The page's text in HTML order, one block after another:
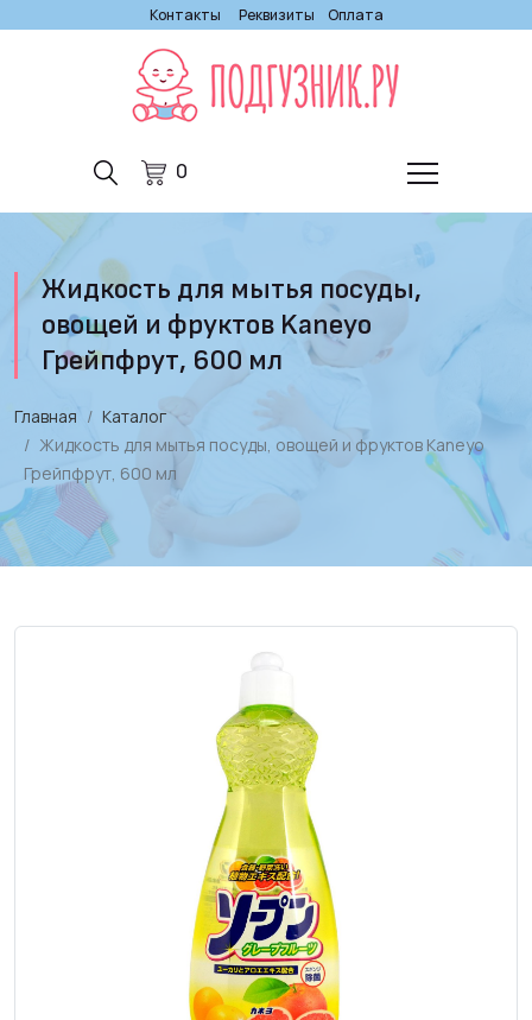
Контакты Реквизиты Оплата
0
Жидкость для мытья посуды,
овощей и фруктов Kaneyo
Грейпфрут, 600 мл
Главная
Каталог
Жидкость для мытья посуды, овощей и фруктов Kaneyo
Грейпфрут, 600 мл